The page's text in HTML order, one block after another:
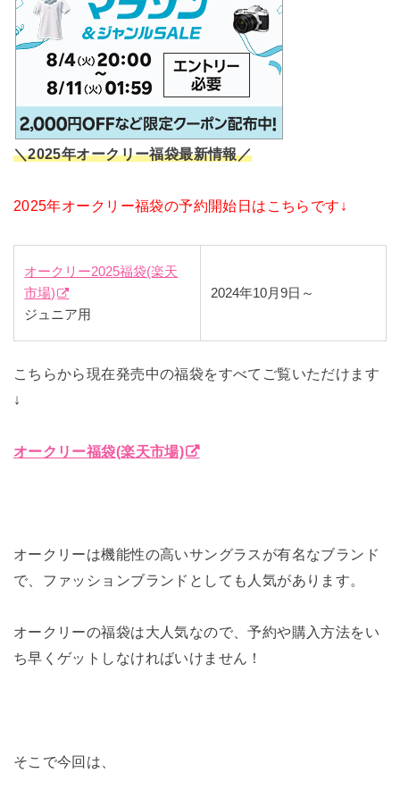
＼2025年オークリー福袋最新情報／
2025年オークリー福袋の予約開始日はこちらです↓
オークリー2025福袋(楽天
市場)
ジュニア用
2024年10月9日～
こちらから現在発売中の福袋をすべてご覧いただけます
↓
オークリー福袋(楽天市場)
オークリーは機能性の高いサングラスが有名なブランド
で、ファッションブランドとしても人気があります。
オークリーの福袋は大人気なので、予約や購入方法をい
ち早くゲットしなければいけません！
そこで今回は、